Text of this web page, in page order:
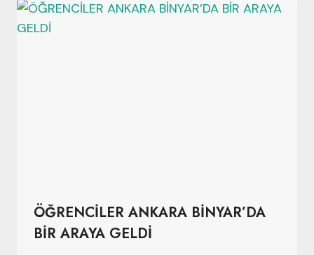
ÖĞRENCİLER ANKARA BİNYAR’DA
BİR ARAYA GELDİ